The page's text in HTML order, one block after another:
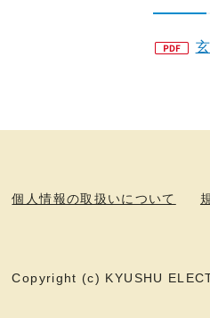
個人情報の取扱いについて
Copyright (c) KYUSHU